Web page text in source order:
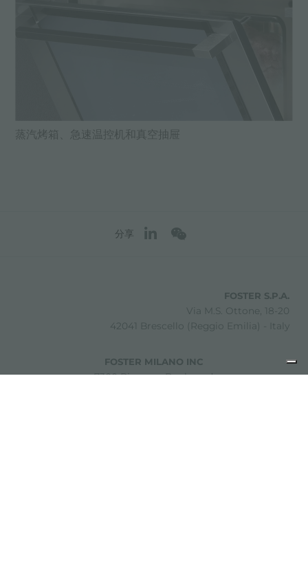
蒸汽烤箱、急速温控机和真空抽屉
分享
FOSTER S.P.A.
Via M.S. Ottone, 18-20
42041 Brescello (Reggio Emilia) - Italy
FOSTER MILANO INC
7300 Biscayne Boulevard